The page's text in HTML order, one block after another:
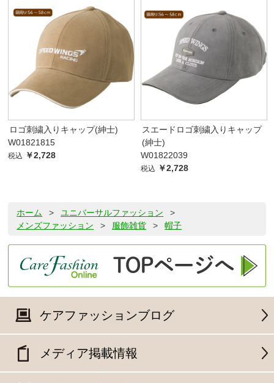
ロゴ刺繍入りキャップ(紳士)
W01821815
税込 ￥2,728
スエードロゴ刺繍入りキャップ
(紳士)
W01822039
税込 ￥2,728
ホーム > ユニバーサルファッション
>
メンズファッション
> 服飾雑貨 > 帽子
ケアファッションブログ
メディア掲載情報